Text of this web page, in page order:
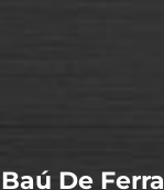
Baú De